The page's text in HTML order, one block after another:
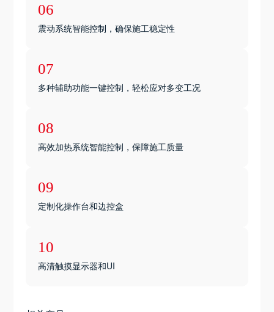
06
震动系统智能控制，确保施工稳定性
07
多种辅助功能一键控制，轻松应对多变工况
08
高效加热系统智能控制，保障施工质量
09
定制化操作台和边控盒
10
高清触摸显示器和UI